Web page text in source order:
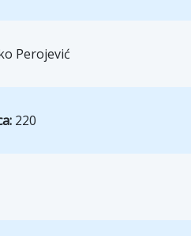
Perojević
220